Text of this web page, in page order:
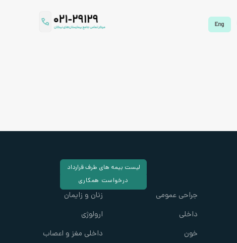
لیست بیمه های طرف قرارداد
درخواست همکاری
جراحی عمومی
داخلی
خون
زنان و زایمان
ارولوژی
داخلی مغز و اعصاب